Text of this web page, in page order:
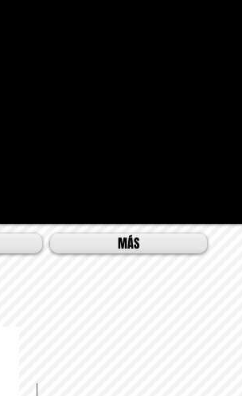
MÁS